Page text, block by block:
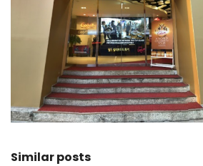
Similar posts